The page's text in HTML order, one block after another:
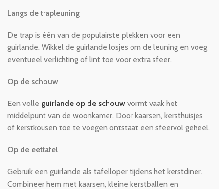
Langs de trapleuning
De trap is één van de populairste plekken voor een
guirlande. Wikkel de guirlande losjes om de leuning en voeg
eventueel verlichting of lint toe voor extra sfeer.
Op de schouw
Een volle guirlande op de schouw vormt vaak het
middelpunt van de woonkamer. Door kaarsen, kersthuisjes
of kerstkousen toe te voegen ontstaat een sfeervol geheel.
Op de eettafel
Gebruik een guirlande als tafelloper tijdens het kerstdiner.
Combineer hem met kaarsen, kleine kerstballen en